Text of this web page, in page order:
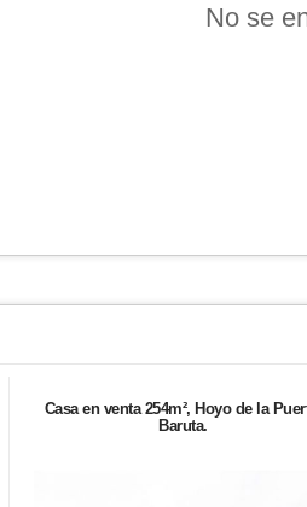
No se
Casa en venta 254m², Hoyo de la
Baruta.